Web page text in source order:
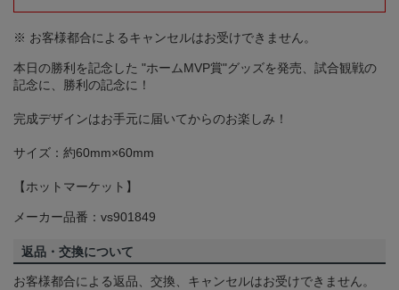
※ お客様都合によるキャンセルはお受けできません。
本日の勝利を記念した "ホームMVP賞"グッズを発売、試合観戦の
記念に、勝利の記念に！
完成デザインはお手元に届いてからのお楽しみ！
サイズ：約60mm×60mm
【ホットマーケット】
メーカー品番：vs901849
返品・交換について
お客様都合による返品、交換、キャンセルはお受けできません。